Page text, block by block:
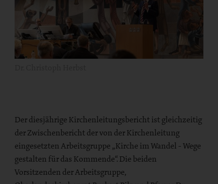
Der diesjährige Kirchenleitungsbericht ist gleichzeitig
der Zwischenbericht der von der Kirchenleitung
eingesetzten Arbeitsgruppe „Kirche im Wandel - Wege
gestalten für das Kommende“. Die beiden
Vorsitzenden der Arbeitsgruppe,